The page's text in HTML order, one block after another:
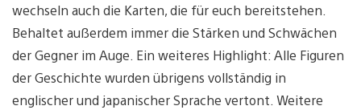
wechseln auch die Karten, die für euch bereitstehen.
Behaltet außerdem immer die Stärken und Schwächen
der Gegner im Auge. Ein weiteres Highlight: Alle Figuren
der Geschichte wurden übrigens vollständig in
englischer und japanischer Sprache vertont. Weitere